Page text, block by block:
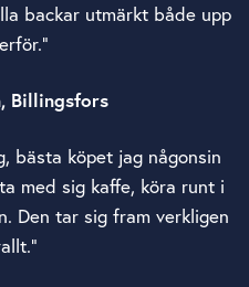
backar utmärkt både upp
Billingsfors
bästa köpet jag någonsin
med sig kaffe, köra runt i
Den tar sig fram verkligen